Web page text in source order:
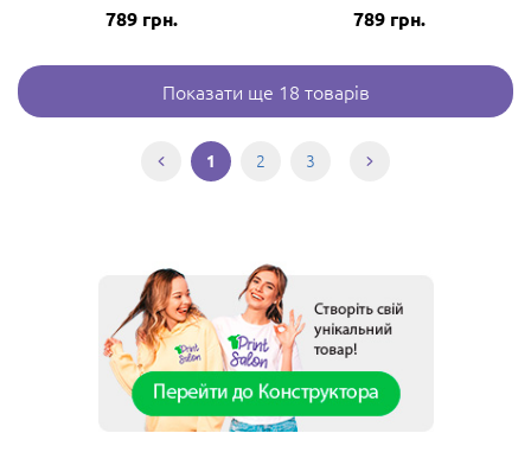
789 грн. 789 грн.
Показати ще 18 товарів
1 2 3